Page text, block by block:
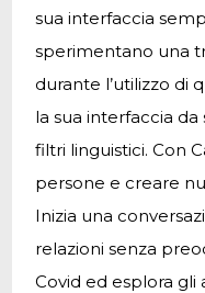
sua interfaccia
sperimentano una
durante l’utilizzo di
la sua interfaccia
filtri linguistici. Con
persone e creare
Inizia una
relazioni senza
Covid ed esplora